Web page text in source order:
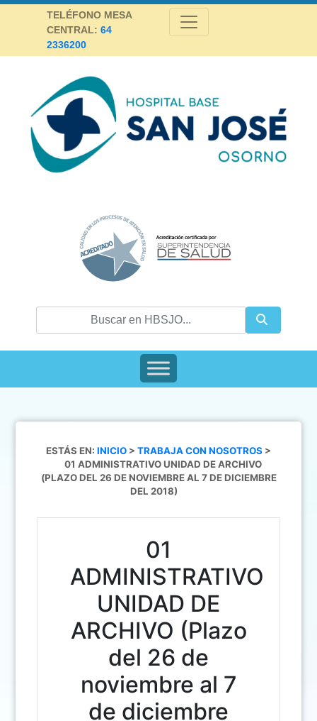
Skip
TELÉFONO MESA
CENTRAL: 64
2336200
ESTÁS EN: INICIO > TRABAJA CON NOSOTROS >
01 ADMINISTRATIVO UNIDAD DE ARCHIVO
(PLAZO DEL 26 DE NOVIEMBRE AL 7 DE DICIEMBRE
DEL 2018)
01
ADMINISTRATIVO
UNIDAD DE
ARCHIVO (Plazo
del 26 de
noviembre al 7
de diciembre